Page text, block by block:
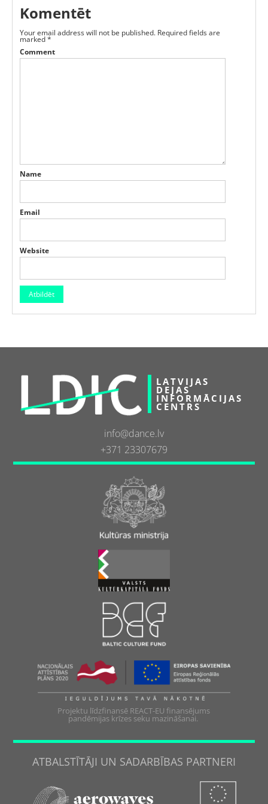
Komentēt
Your email address will not be published. Required fields are
marked*
Comment
Name
Email
Website
LATVIJAS
DEJAS
INFORMĀCIJAS
CENTRS
info@dance.lv
+371 23307679
Projektu līdzfinansē REACT-EU finansējums
pandēmijas krīzes seku mazināšanai.
ATBALSTĪTĀJI UN SADARBĪBAS PARTNERI